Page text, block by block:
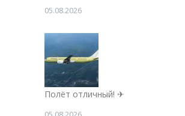
05.08.2026
Полёт отличный! ✈